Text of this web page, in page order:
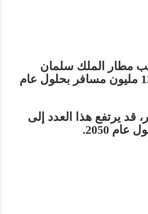
مطار الملك سلمان
بحلول عام
يرتفع هذا العدد إلى
عام 2050.